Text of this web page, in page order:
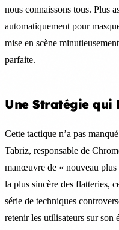
nous connaissons tous. Plus
automatiquement pour
mise en scène
parfaite.
Une Stratégie qui
Cette tactique n’a pas
Tabriz, responsable de
manœuvre de « nouveau
la plus sincère des flatteries,
série de techniques
retenir les utilisateurs sur son